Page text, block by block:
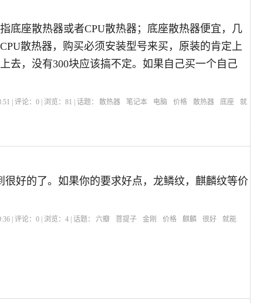
底座散热器或者CPU散热器；底座散热器便宜，几
散热器，购买必须安装型号来买，原装的肯定上
去，没有300块应该搞不定。如果自己买一个自己
| 评论：0 | 浏览：81 | 话题： 散热器 笔记本 电脑 价格 散热器 底座
就
很好的了。如果你的要求好点，龙鳞纹，麒麟纹等价
| 评论：0 | 浏览：4 | 话题： 六瓣 菩提子 金刚 价格 麒麟 很好 就能